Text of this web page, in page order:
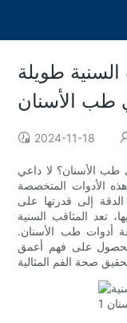
طويلة
طب الأسنان
2024-11-18
طب الأسنان؟ لا داعي
الأدوات المتخصصة
إلى قدرتها على
تعد المثاقب السنية
أدوات طب الأسنان.
على فهم أعمق